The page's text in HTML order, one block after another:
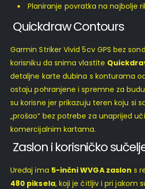
Planiranje povratka na najbolje
Quickdraw Contours
Garmin Striker Vivid 5cv GPS bez
korisniku da snima vlastite
detaljne karte dubina s konturama
ostaju pohranjene i spremne za
su korisne jer prikazuju teren koju si
„prošao“ bez potrebe za unaprijed
komercijalnim kartama.
Zaslon i korisničko
Uređaj ima 5-inčni WVGA zaslon s
480 piksela, koji je čitljiv i pri jakom